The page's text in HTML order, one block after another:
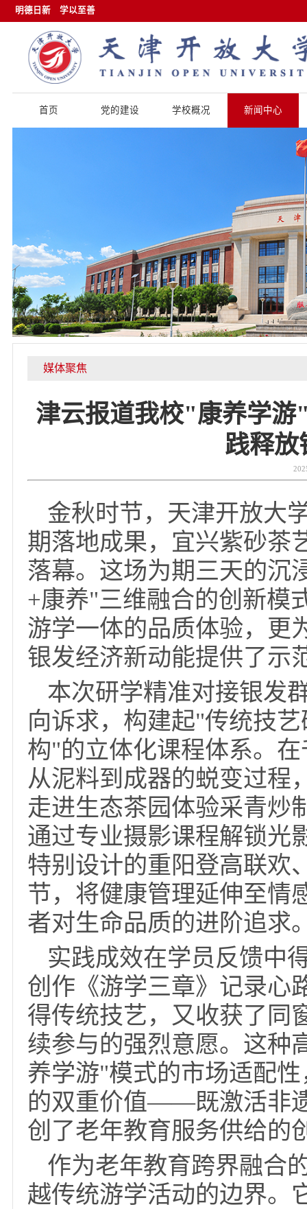
明德日新 学以至善
媒体聚焦
津云报道我校"康养
践
金秋时节，天津开放
期落地成果，宜兴紫
落幕。这场为期三天
+康养"三维融合的创新
游学一体的品质体验
银发经济新动能提供了
本次研学精准对接银
向诉求，构建起"传统
构"的立体化课程体系
从泥料到成器的蜕变
走进生态茶园体验采
通过专业摄影课程解
特别设计的重阳登高
节，将健康管理延伸
者对生命品质的进阶追
实践成效在学员反馈
创作《游学三章》记
得传统技艺，又收获
续参与的强烈意愿。
养学游"模式的市场适